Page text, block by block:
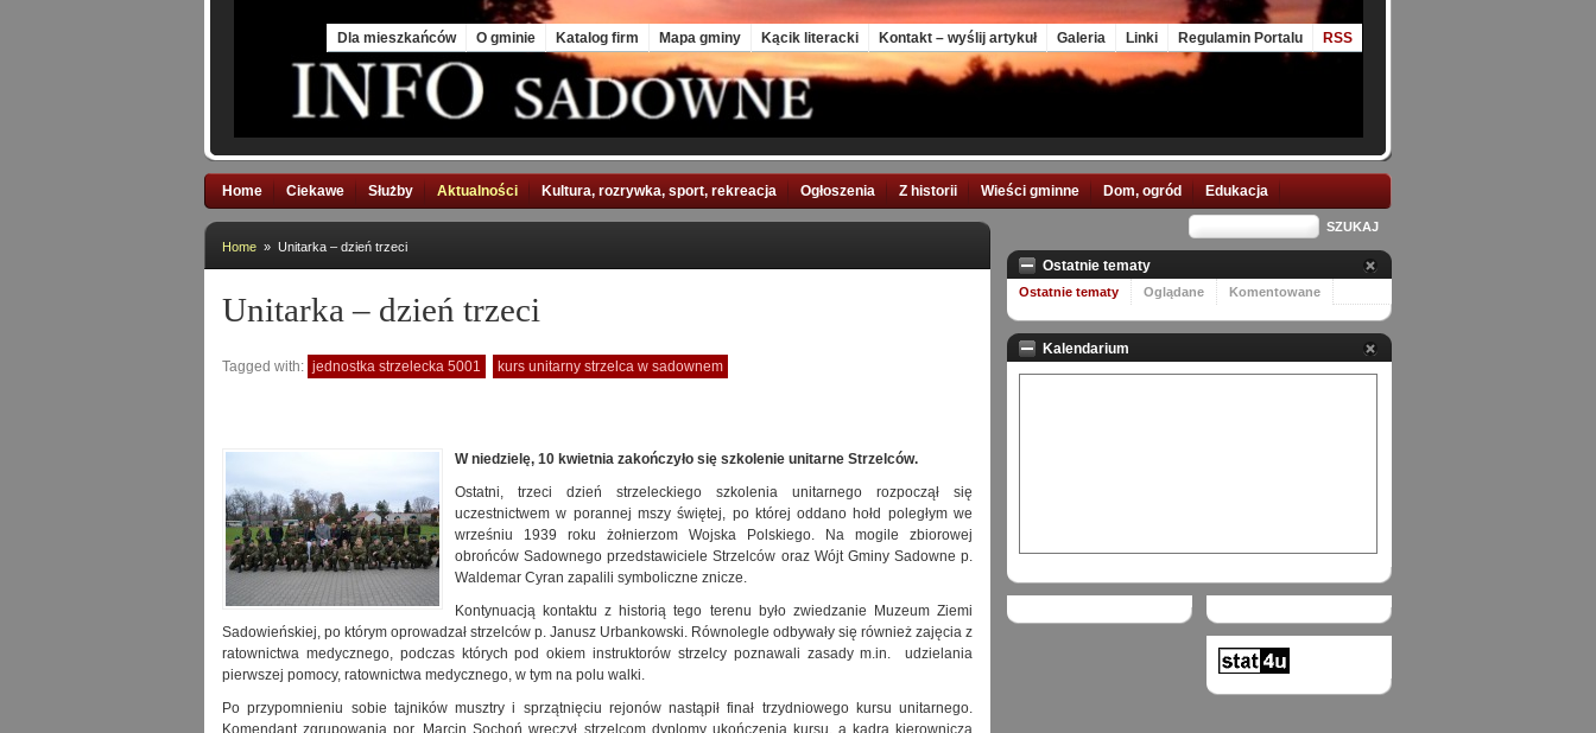
Dla mieszkańców O gminie Katalog firm Mapa gminy Kącik literacki Kontakt – wyślij artykuł Galeria Linki Regulamin Portalu RSS
Home Ciekawe Służby Aktualności Kultura, rozrywka, sport, rekreacja Ogłoszenia Z historii Wieści gminne Dom, ogród Edukacja
Home » Unitarka – dzień trzeci
Unitarka – dzień trzeci
Tagged with: jednostka strzelecka 5001 kurs unitarny strzelca w sadownem
W niedzielę, 10 kwietnia zakończyło się szkolenie unitarne Strzelców.
Ostatni, trzeci dzień strzeleckiego szkolenia unitarnego rozpoczął się
uczestnictwem w porannej mszy świętej, po której oddano hołd poległym we
wrześniu 1939 roku żołnierzom Wojska Polskiego. Na mogile zbiorowej
obrońców Sadownego przedstawiciele Strzelców oraz Wójt Gminy Sadowne p.
Waldemar Cyran zapalili symboliczne znicze.
Kontynuacją kontaktu z historią tego terenu było zwiedzanie Muzeum Ziemi
Sadowieńskiej, po którym oprowadzał strzelców p. Janusz Urbankowski. Równolegle odbywały się również zajęcia z
ratownictwa medycznego, podczas których pod okiem instruktorów strzelcy poznawali zasady m.in. udzielania
pierwszej pomocy, ratownictwa medycznego, w tym na polu walki.
Po przypomnieniu sobie tajników musztry i sprzątnięciu rejonów nastąpił finał trzydniowego kursu unitarnego.
Komendant zgrupowania por. Marcin Sochoń wręczył strzelcom dyplomy ukończenia kursu, a kadra kierownicza
Ostatnie tematy
Ostatnie tematy Oglądane Komentowane
Kalendarium